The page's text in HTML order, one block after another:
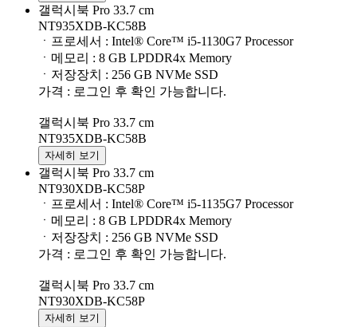
갤럭시북 Pro 33.7 cm
NT935XDB-KC58B
ㆍ프로세서 : Intel® Core™ i5-1130G7 Processor
ㆍ메모리 : 8 GB LPDDR4x Memory
ㆍ저장장치 : 256 GB NVMe SSD
가격 : 로그인 후 확인 가능합니다.
갤럭시북 Pro 33.7 cm
NT935XDB-KC58B
자세히 보기
갤럭시북 Pro 33.7 cm
NT930XDB-KC58P
ㆍ프로세서 : Intel® Core™ i5-1135G7 Processor
ㆍ메모리 : 8 GB LPDDR4x Memory
ㆍ저장장치 : 256 GB NVMe SSD
가격 : 로그인 후 확인 가능합니다.
갤럭시북 Pro 33.7 cm
NT930XDB-KC58P
자세히 보기